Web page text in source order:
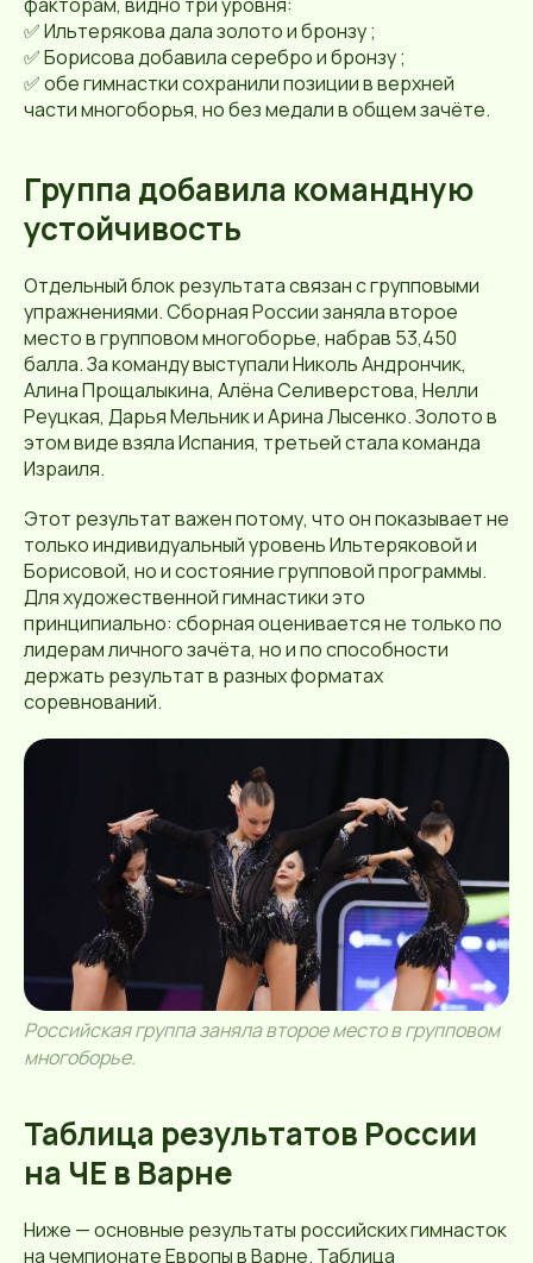
✅ Ильтерякова дала золото и бронзу ;
✅ Борисова добавила серебро и бронзу ;
✅ обе гимнастки сохранили позиции в верхней
части многоборья, но без медали в общем зачёте.
Группа добавила командную
устойчивость
Отдельный блок результата связан с групповыми
упражнениями. Сборная России заняла второе
место в групповом многоборье, набрав 53,450
балла. За команду выступали Николь Андрончик,
Алина Прощалыкина, Алёна Селиверстова, Нелли
Реуцкая, Дарья Мельник и Арина Лысенко. Золото в
этом виде взяла Испания, третьей стала команда
Израиля.
Этот результат важен потому, что он показывает не
только индивидуальный уровень Ильтеряковой и
Борисовой, но и состояние групповой программы.
Для художественной гимнастики это
принципиально: сборная оценивается не только по
лидерам личного зачёта, но и по способности
держать результат в разных форматах
соревнований.
Российская группа заняла второе место в групповом
многоборье.
Таблица результатов России
на ЧЕ в Варне
Ниже — основные результаты российских гимнасток
на чемпионате Европы в Варне. Таблица